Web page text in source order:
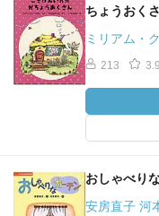
ちょうおく
ミリアム・
213
おしゃべり
安房直子 河